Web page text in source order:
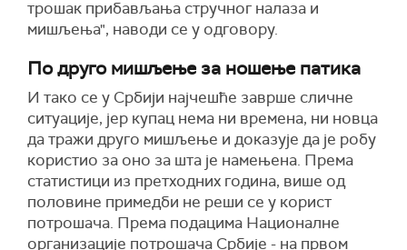
трошак прибављања стручног налаза и
мишљења", наводи се у одговору.
По друго мишљење за ношење патика
И тако се у Србији најчешће заврше сличне
ситуације, јер купац нема ни времена, ни новца
да тражи друго мишљење и доказује да је робу
користио за оно за шта је намењена. Према
статистици из претходних година, више од
половине примедби не реши се у корист
потрошача. Према подацима Националне
организације потрошача Србије - на првом